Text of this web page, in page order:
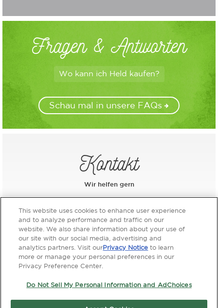
Fragen & Antworten
Wo kann ich Held kaufen?
Schau mal in unsere FAQs
Kontakt
Wir helfen gern
Sende uns eine E-Mail
Nutzungsbedingungen der website|Datenschutzhinweis
Copyright 2021 Ecover
This website uses cookies to enhance user experience
and to analyze performance and traffic on our
website. We also share information about your use of
our site with our social media, advertising and
analytics partners. Visit ourPrivacy Notice to learn
more or manage your personal preferences in our
Privacy Preference Center.
Do Not Sell My Personal Information and AdChoices